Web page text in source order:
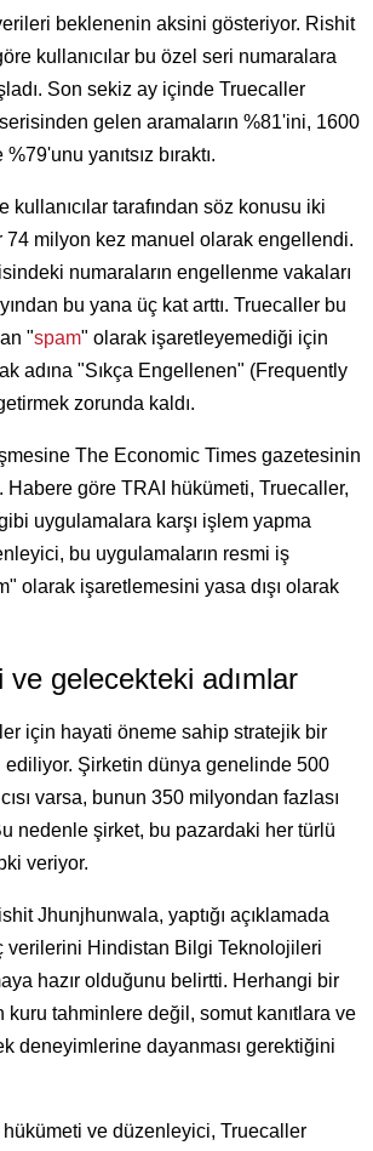
beklenenin aksini gösteriyor. Rishit
kullanıcılar bu özel seri numaralara
Son sekiz ay içinde Truecaller
serisinden gelen aramaların %81'ini, 1600
yanıtsız bıraktı.
kullanıcılar tarafından söz konusu iki
74 milyon kez manuel olarak engellendi.
numaraların engellenme vakaları
bu yana üç kat arttı. Truecaller bu
"spam" olarak işaretleyemediği için
adına "Sıkça Engellenen" (Frequently
zorunda kaldı.
The Economic Times gazetesinin
Habere göre TRAI hükümeti, Truecaller,
uygulamalara karşı işlem yapma
bu uygulamaların resmi iş
olarak işaretlemesini yasa dışı olarak
ve gelecekteki adımlar
için hayati öneme sahip stratejik bir
ediliyor. Şirketin dünya genelinde 500
varsa, bunun 350 milyondan fazlası
nedenle şirket, bu pazardaki her türlü
veriyor.
Jhunjhunwala, yaptığı açıklamada
verilerini Hindistan Bilgi Teknolojileri
hazır olduğunu belirtti. Herhangi bir
kuru tahminlere değil, somut kanıtlara ve
deneyimlerine dayanması gerektiğini
ve düzenleyici, Truecaller